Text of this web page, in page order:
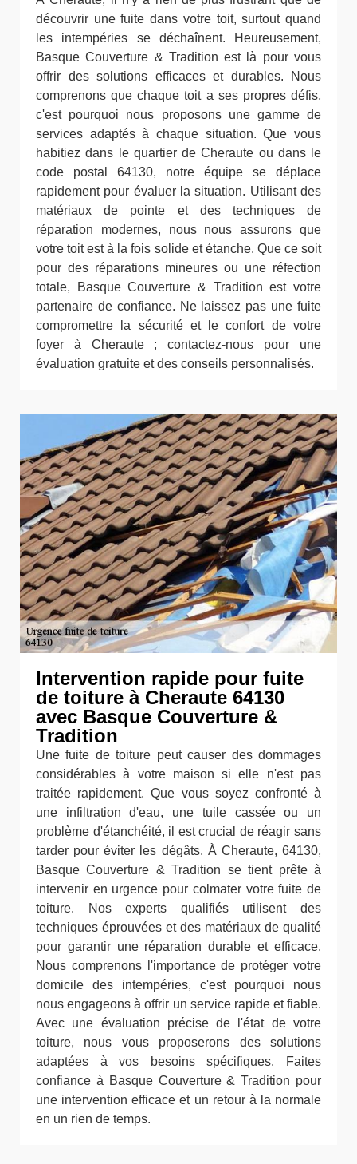
découvrir une fuite dans votre toit, surtout quand
les intempéries se déchaînent. Heureusement,
Basque Couverture & Tradition est là pour vous
offrir des solutions efficaces et durables. Nous
comprenons que chaque toit a ses propres défis,
c'est pourquoi nous proposons une gamme de
services adaptés à chaque situation. Que vous
habitiez dans le quartier de Cheraute ou dans le
code postal 64130, notre équipe se déplace
rapidement pour évaluer la situation. Utilisant des
matériaux de pointe et des techniques de
réparation modernes, nous nous assurons que
votre toit est à la fois solide et étanche. Que ce soit
pour des réparations mineures ou une réfection
totale, Basque Couverture & Tradition est votre
partenaire de confiance. Ne laissez pas une fuite
compromettre la sécurité et le confort de votre
foyer à Cheraute ; contactez-nous pour une
évaluation gratuite et des conseils personnalisés.
Intervention rapide pour fuite
de toiture à Cheraute 64130
avec Basque Couverture &
Tradition
Une fuite de toiture peut causer des dommages
considérables à votre maison si elle n'est pas
traitée rapidement. Que vous soyez confronté à
une infiltration d'eau, une tuile cassée ou un
problème d'étanchéité, il est crucial de réagir sans
tarder pour éviter les dégâts. À Cheraute, 64130,
Basque Couverture & Tradition se tient prête à
intervenir en urgence pour colmater votre fuite de
toiture. Nos experts qualifiés utilisent des
techniques éprouvées et des matériaux de qualité
pour garantir une réparation durable et efficace.
Nous comprenons l'importance de protéger votre
domicile des intempéries, c'est pourquoi nous
nous engageons à offrir un service rapide et fiable.
Avec une évaluation précise de l'état de votre
toiture, nous vous proposerons des solutions
adaptées à vos besoins spécifiques. Faites
confiance à Basque Couverture & Tradition pour
une intervention efficace et un retour à la normale
en un rien de temps.